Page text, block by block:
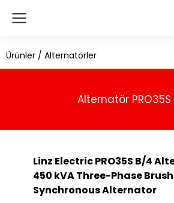
Ürünler / Alternatörler
Alternatör
Linz Electric PRO35S B/4
450 kVA Three-Phase
Synchronous Alternator